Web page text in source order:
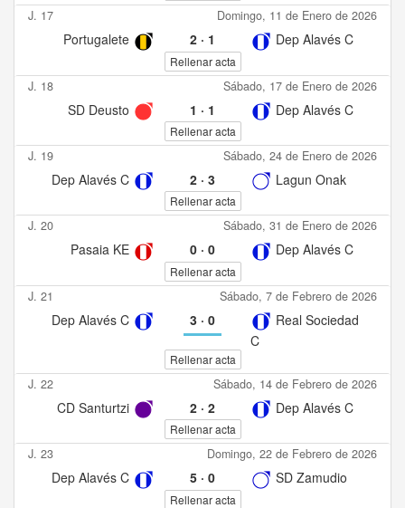
J. 17 Domingo, 11 de Enero de 2026
Portugalete 2· 1 Dep Alavés C
Rellenar acta
J. 18 Sábado, 17 de Enero de 2026
SD Deusto 1 · 1 Dep Alavés C
Rellenar acta
J. 19 Sábado, 24 de Enero de 2026
Dep Alavés C 2· 3 Lagun Onak
Rellenar acta
J. 20 Sábado, 31 de Enero de 2026
Pasaia KE 0· 0 Dep Alavés C
Rellenar acta
J. 21 Sábado, 7 de Febrero de 2026
Dep Alavés C 3· 0
Real Sociedad
C
Rellenar acta
J. 22 Sábado, 14 de Febrero de 2026
CD Santurtzi 2· 2 Dep Alavés C
Rellenar acta
J. 23 Domingo, 22 de Febrero de 2026
Dep Alavés C 5· 0 SD Zamudio
Rellenar acta